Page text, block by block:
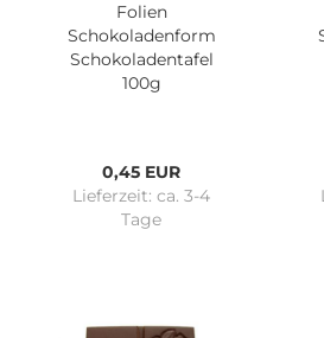
Folien
Schokoladenform
Schokoladentafel
100g
0,45 EUR
Lieferzeit: ca. 3-4
Tage